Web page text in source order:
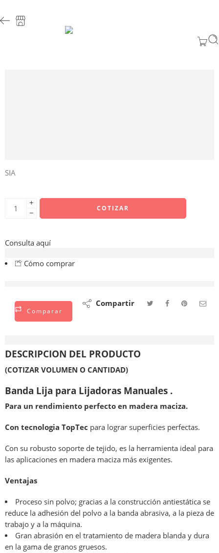
SIA
+
−
COTIZAR
Consulta aquí
Cómo comprar
Comparar
Compartir
DESCRIPCION DEL PRODUCTO
(COTIZAR VOLUMEN O CANTIDAD)
Banda Lija para Lijadoras Manuales .
Para un rendimiento perfecto en madera maciza.
Con tecnologia TopTec para lograr superficies perfectas.
Con su robusto soporte de tejido, es la herramienta ideal para
las aplicaciones en madera maciza más exigentes.
Ventajas
Proceso sin polvo; gracias a la construcción antiestática se
reduce la adhesión del polvo a la banda abrasiva, a la pieza de
trabajo y a la máquina.
Gran abrasión en el tratamiento de madera blanda y dura
en la gama de granos gruesos.